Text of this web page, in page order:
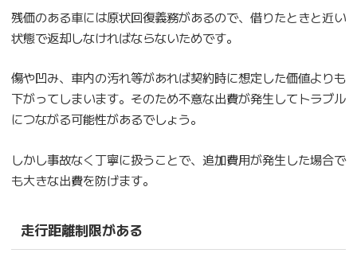
残価のある車には原状回復義務があるので、借りたときと近い
状態で返却しなければならないためです。
傷や凹み、車内の汚れ等があれば契約時に想定した価値よりも
下がってしまいます。そのため不意な出費が発生してトラブル
につながる可能性があるでしょう。
しかし事故なく丁寧に扱うことで、追加費用が発生した場合で
も大きな出費を防げます。
走行距離制限がある